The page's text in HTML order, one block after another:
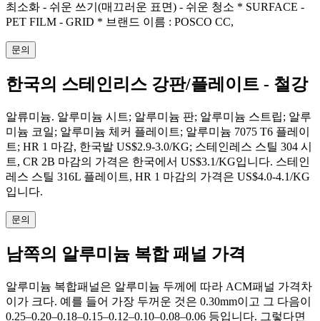
최소화 - 쉬운 쓰기(매끄러운 표면) - 쉬운 청소 * SURFACE -
PET FILM - GRID * 브랜드 이름 : POSCO CC,
문의
한국의 스테인리스 강판/플레이트 - 철강
알류미늄. 알루미늄 시트; 알루미늄 판; 알루미늄 스트립; 알루
미늄 코일; 알루미늄 체커 플레이트; 알루미늄 7075 T6 플레이
트; HR 1 마감, 한국발 US$2.9-3.0/KG; 스테인레스 스틸 304 시
트, CR 2B 마감의 가격은 한국에서 US$3.1/KG입니다. 스테인
레스 스틸 316L 플레이트, HR 1 마감의 가격은 US$4.0-4.1/KG
입니다.
문의
남쪽의 알루미늄 복합 패널 가격
알루미늄 복합패널은 알루미늄 두께에 따라 ACM패널 가격차
이가 크다. 예를 들어 가장 두꺼운 것은 0.30mm이고 그 다음이
0.25–0.20–0.18–0.15–0.12–0.10–0.08–0.06 등입니다. 그렇다면